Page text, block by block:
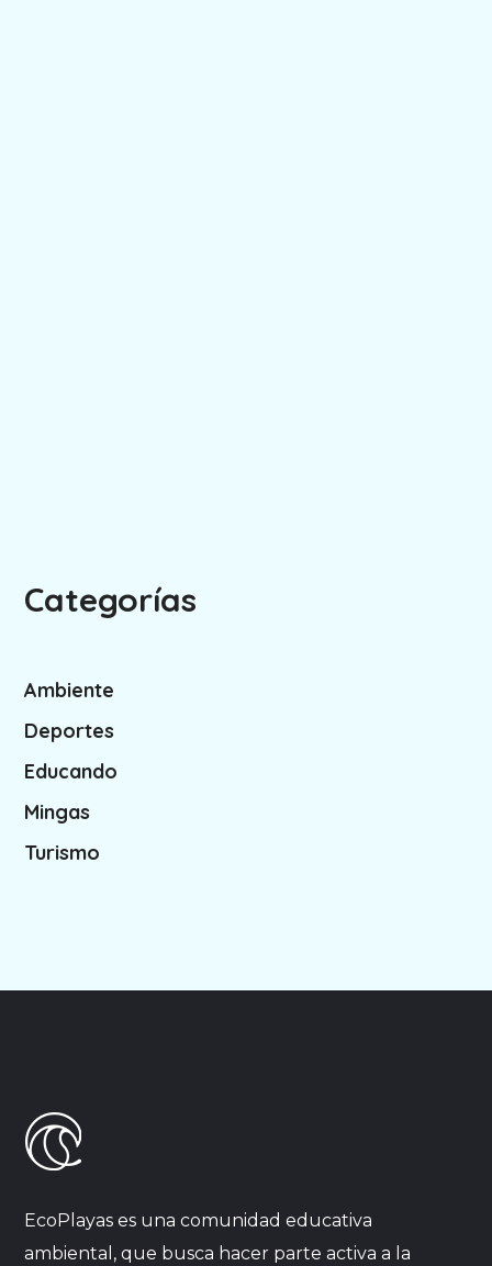
Categorías
Ambiente
Deportes
Educando
Mingas
Turismo
EcoPlayas es una comunidad educativa
ambiental, que busca hacer parte activa a la